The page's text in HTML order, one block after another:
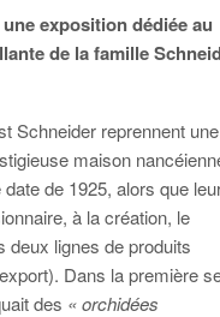
exposition dédiée au
de la famille
Schneider reprennent une
maison
de 1925, alors que
à la création, le
deux lignes de produits
Dans la première
des « orchidées